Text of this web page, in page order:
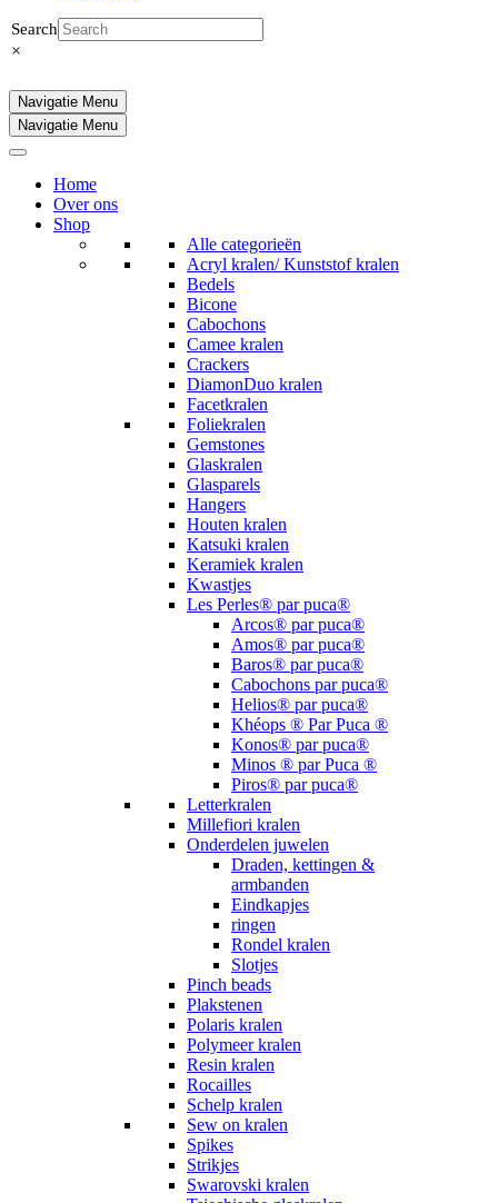
Search
×
Navigatie Menu
Navigatie Menu
Home
Over ons
Shop
Alle categorieën
Acryl kralen/ Kunststof kralen
Bedels
Bicone
Cabochons
Camee kralen
Crackers
DiamonDuo kralen
Facetkralen
Foliekralen
Gemstones
Glaskralen
Glasparels
Hangers
Houten kralen
Katsuki kralen
Keramiek kralen
Kwastjes
Les Perles® par puca®
Arcos® par puca®
Amos® par puca®
Baros® par puca®
Cabochons par puca®
Helios® par puca®
Khéops ® Par Puca ®
Konos® par puca®
Minos ® par Puca ®
Piros® par puca®
Letterkralen
Millefiori kralen
Onderdelen juwelen
Draden, kettingen &
armbanden
Eindkapjes
ringen
Rondel kralen
Slotjes
Pinch beads
Plakstenen
Polaris kralen
Polymeer kralen
Resin kralen
Rocailles
Schelp kralen
Sew on kralen
Spikes
Strikjes
Swarovski kralen